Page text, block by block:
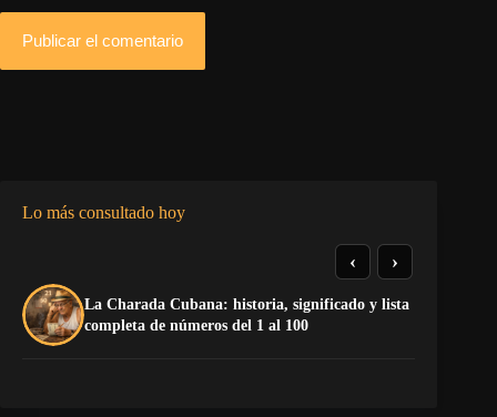
Publicar el comentario
Lo más consultado hoy
La Charada Cubana: historia, significado y lista
completa de números del 1 al 100
‹ ›